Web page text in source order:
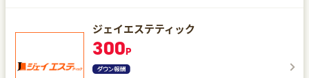
ジェイエステティック
300P